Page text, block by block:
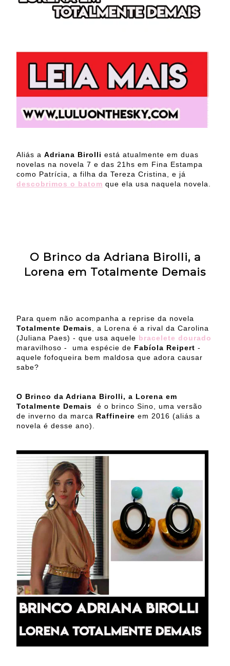
Aliás a Adriana Birolli está atualmente em duas
novelas na novela 7 e das 21hs em Fina Estampa
como Patrícia, a filha da Tereza Cristina, e já
descobrimos o batom que ela usa naquela novela.
O Brinco da Adriana Birolli, a
Lorena em Totalmente Demais
Para quem não acompanha a reprise da novela
Totalmente Demais , a Lorena é a rival da Carolina
(Juliana Paes) - que usa aquele bracelete dourado
maravilhoso - uma espécie de Fabíola Reipert -
aquele fofoqueira bem maldosa que adora causar
sabe?
O Brinco da Adriana Birolli, a Lorena em
Totalmente Demais
é o brinco Sino, uma versão
de inverno da marca Raffineire em 2016 (aliás a
novela é desse ano).